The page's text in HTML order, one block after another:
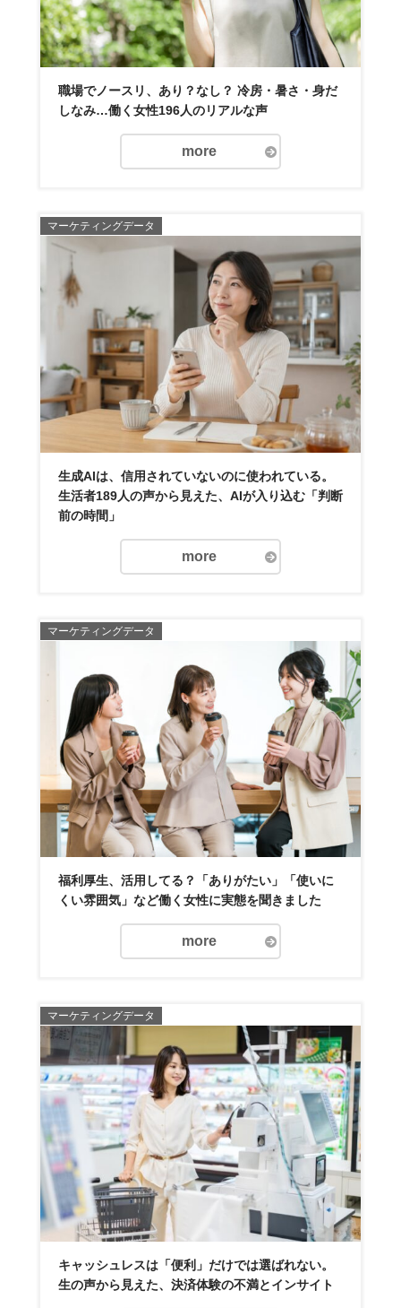
職場でノースリ、あり？なし？ 冷房・暑さ・身だ
しなみ…働く女性196人のリアルな声
more
マーケティングデータ
生成AIは、信用されていないのに使われている。
生活者189人の声から見えた、AIが入り込む「判断
前の時間」
more
マーケティングデータ
福利厚生、活用してる？「ありがたい」「使いに
くい雰囲気」など働く女性に実態を聞きました
more
マーケティングデータ
キャッシュレスは「便利」だけでは選ばれない。
生の声から見えた、決済体験の不満とインサイト